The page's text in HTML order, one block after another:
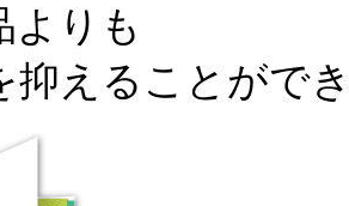
よりも
抑えることがで